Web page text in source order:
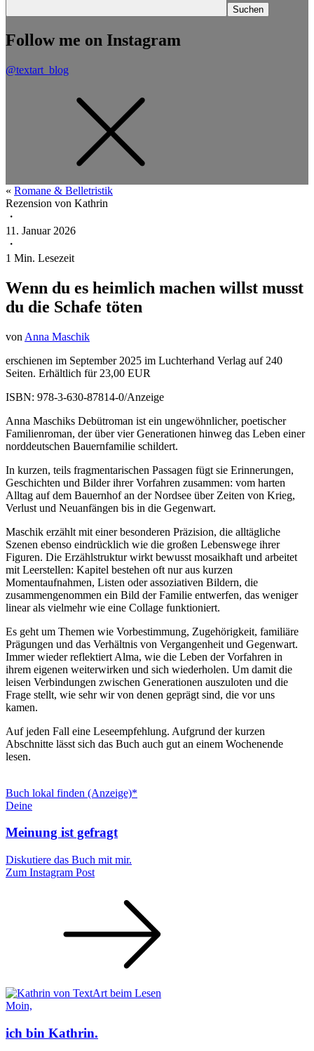
Follow me on Instagram
@textart_blog
« Romane & Belletristik
Rezension von Kathrin
・
11. Januar 2026
・
1 Min. Lesezeit
Wenn du es heimlich machen willst musst
du die Schafe töten
von Anna Maschik
erschienen im September 2025 im Luchterhand Verlag auf 240
Seiten. Erhältlich für 23,00 EUR
ISBN: 978-3-630-87814-0/Anzeige
Anna Maschiks Debütroman ist ein ungewöhnlicher, poetischer
Familienroman, der über vier Generationen hinweg das Leben einer
norddeutschen Bauernfamilie schildert.
In kurzen, teils fragmentarischen Passagen fügt sie Erinnerungen,
Geschichten und Bilder ihrer Vorfahren zusammen: vom harten
Alltag auf dem Bauernhof an der Nordsee über Zeiten von Krieg,
Verlust und Neuanfängen bis in die Gegenwart.
Maschik erzählt mit einer besonderen Präzision, die alltägliche
Szenen ebenso eindrücklich wie die großen Lebenswege ihrer
Figuren. Die Erzählstruktur wirkt bewusst mosaikhaft und arbeitet
mit Leerstellen: Kapitel bestehen oft nur aus kurzen
Momentaufnahmen, Listen oder assoziativen Bildern, die
zusammengenommen ein Bild der Familie entwerfen, das weniger
linear als vielmehr wie eine Collage funktioniert.
Es geht um Themen wie Vorbestimmung, Zugehörigkeit, familiäre
Prägungen und das Verhältnis von Vergangenheit und Gegenwart.
Immer wieder reflektiert Alma, wie die Leben der Vorfahren in
ihrem eigenen weiterwirken und sich wiederholen. Um damit die
leisen Verbindungen zwischen Generationen auszuloten und die
Frage stellt, wie sehr wir von denen geprägt sind, die vor uns
kamen.
Auf jeden Fall eine Leseempfehlung. Aufgrund der kurzen
Abschnitte lässt sich das Buch auch gut an einem Wochenende
lesen.
Buch lokal finden (Anzeige)*
Deine
Meinung ist gefragt
Diskutiere das Buch mit mir.
Zum Instagram Post
Moin,
ich bin Kathrin.